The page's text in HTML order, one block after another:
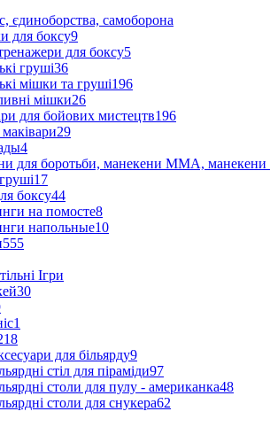
єдиноборства, самоборона
для боксу9
для боксу5
груші36
мішки та груші196
мішки26
для бойових мистецтв196
29
4
для боротьби, манекени ММА, манекени
17
боксу44
на помосте8
напольные10
555
Ігри
30
1
для більярду9
стіл для піраміди97
столи для пулу - американка48
столи для снукера62